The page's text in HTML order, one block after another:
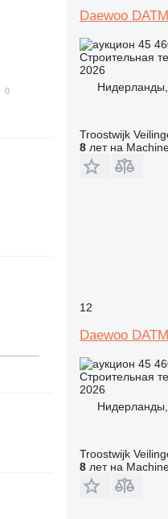
Daewoo
45
Строительная
2026
Troostwijk
8лет на
12
Daewoo
45
Строительная
2026
Troostwijk
8лет на